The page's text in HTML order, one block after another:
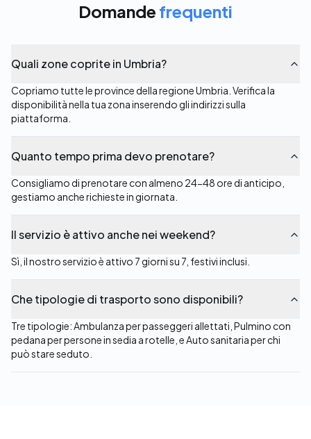
Domande frequenti
Quali zone coprite in Umbria?
Copriamo tutte le province della regione Umbria. Verifica la
disponibilità nella tua zona inserendo gli indirizzi sulla
piattaforma.
Quanto tempo prima devo prenotare?
Consigliamo di prenotare con almeno 24-48 ore di anticipo,
gestiamo anche richieste in giornata.
Il servizio è attivo anche nei weekend?
Sì, il nostro servizio è attivo 7 giorni su 7, festivi inclusi.
Che tipologie di trasporto sono disponibili?
Tre tipologie: Ambulanza per passeggeri allettati, Pulmino con
pedana per persone in sedia a rotelle, e Auto sanitaria per chi
può stare seduto.